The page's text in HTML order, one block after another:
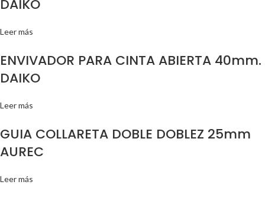
DAIKO
Leer más
ENVIVADOR PARA CINTA ABIERTA 40mm.
DAIKO
Leer más
GUIA COLLARETA DOBLE DOBLEZ 25mm
AUREC
Leer más